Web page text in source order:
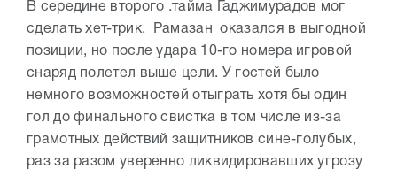
В середине второго .тайма Гаджимурадов мог
сделать хет-трик. Рамазан оказался в выгодной
позиции, но после удара 10-го номера игровой
снаряд полетел выше цели. У гостей было
немного возможностей отыграть хотя бы один
гол до финального свистка в том числе из-за
грамотных действий защитников сине-голубых,
раз за разом уверенно ликвидировавших угрозу